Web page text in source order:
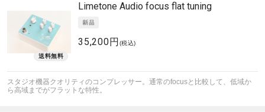
Limetone Audio focus flat tuning
35,200円 (税込)
スタジオ機器クオリティのコンプレッサー。通常のfocusと比較して、低域か
ら高域までがフラットな特性。